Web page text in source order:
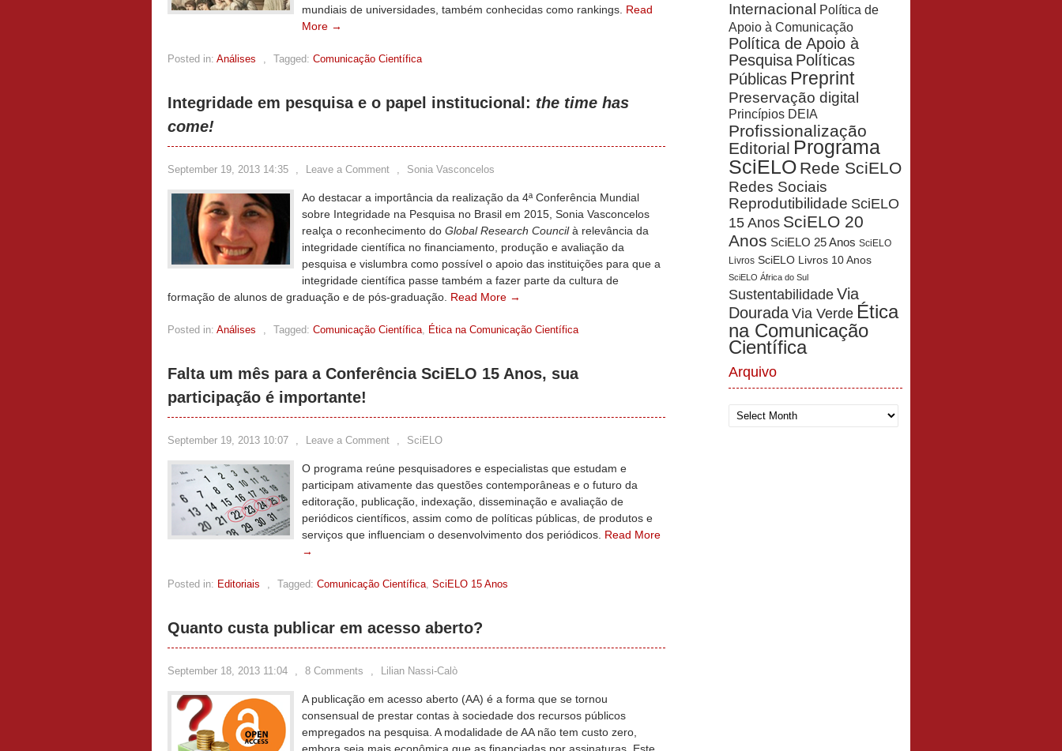
mundiais de universidades, também conhecidas como rankings. Read
More →
Posted in: Análises , Tagged: Comunicação Científica
Integridade em pesquisa e o papel institucional: the time has
come!
September 19, 2013 14:35 , Leave a Comment , Sonia Vasconcelos
Ao destacar a importância da realização da 4ª Conferência Mundial
sobre Integridade na Pesquisa no Brasil em 2015, Sonia Vasconcelos
realça o reconhecimento do Global Research Councilà relevância da
integridade científica no financiamento, produção e avaliação da
pesquisa e vislumbra como possível o apoio das instituições para que a
integridade científica passe também a fazer parte da cultura de
formação de alunos de graduação e de pós-graduação. Read More →
Posted in: Análises , Tagged: Comunicação Científica, Ética na Comunicação Científica
Falta um mês para a Conferência SciELO 15 Anos, sua
participação é importante!
September 19, 2013 10:07 , Leave a Comment , SciELO
O programa reúne pesquisadores e especialistas que estudam e
participam ativamente das questões contemporâneas e o futuro da
editoração, publicação, indexação, disseminação e avaliação de
periódicos científicos, assim como de políticas públicas, de produtos e
serviços que influenciam o desenvolvimento dos periódicos. Read More
→
Posted in: Editoriais , Tagged: Comunicação Científica, SciELO 15 Anos
Quanto custa publicar em acesso aberto?
September 18, 2013 11:04 , 8 Comments , Lilian Nassi-Calò
A publicação em acesso aberto (AA) é a forma que se tornou
consensual de prestar contas à sociedade dos recursos públicos
empregados na pesquisa. A modalidade de AA não tem custo zero,
Internacional Política de
Apoio à Comunicação
Política de Apoio à
Pesquisa Políticas
Públicas Preprint
Preservação digital
Princípios DEIA
Profissionalização
Editorial Programa
SciELO Rede SciELO
Redes Sociais
Reprodutibilidade SciELO
15 Anos SciELO 20
Anos SciELO 25 Anos SciELO
Livros SciELO Livros 10 Anos
SciELO África do Sul
Sustentabilidade Via
DouradaVia Verde Ética
na Comunicação
Científica
Arquivo
Arquivo